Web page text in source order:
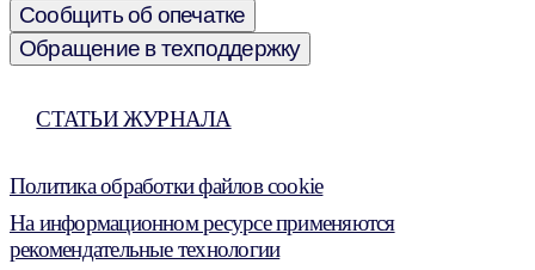
Сообщить об опечатке
Обращение в техподдержку
СТАТЬИ ЖУРНАЛА
Политика обработки файлов cookie
На информационном ресурсе применяются
рекомендательные технологии